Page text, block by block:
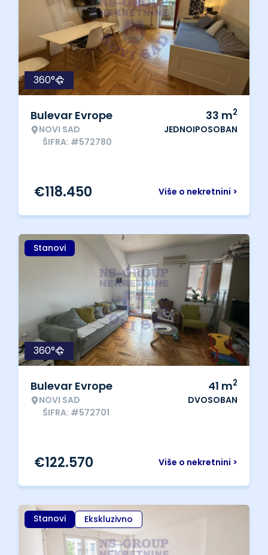
360°
Bulevar Evrope
NOVI SAD
ŠIFRA: #572780
33 m2
JEDNOIPOSOBAN
Više o nekretnini >
€118.450
Stanovi
360°
Bulevar Evrope
NOVI SAD
ŠIFRA: #572701
41 m2
DVOSOBAN
Više o nekretnini >
€122.570
Stanovi Ekskluzivno